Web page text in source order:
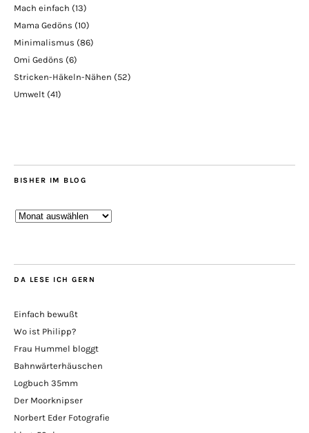
Mach einfach (13)
Mama Gedöns (10)
Minimalismus (86)
Omi Gedöns (6)
Stricken-Häkeln-Nähen (52)
Umwelt (41)
BISHER IM BLOG
Bisher
DA LESE ICH GERN
Einfach bewußt
Wo ist Philipp?
Frau Hummel bloggt
Bahnwärterhäuschen
Logbuch 35mm
Der Moorknipser
Norbert Eder Fotografie